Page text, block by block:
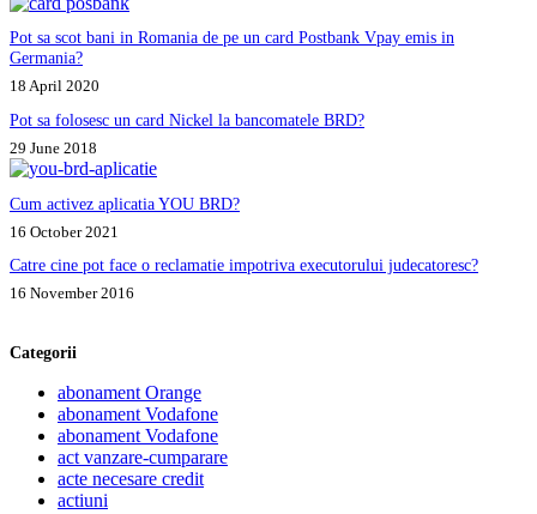
Pot sa scot bani in Romania de pe un card Postbank Vpay emis in
Germania?
18 April 2020
Pot sa folosesc un card Nickel la bancomatele BRD?
29 June 2018
Cum activez aplicatia YOU BRD?
16 October 2021
Catre cine pot face o reclamatie impotriva executorului judecatoresc?
16 November 2016
Categorii
abonament Orange
abonament Vodafone
abonament Vodafone
act vanzare-cumparare
acte necesare credit
actiuni